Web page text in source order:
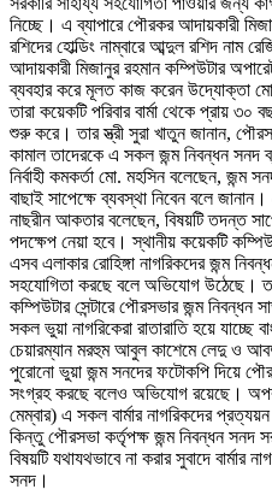
নিচ্ছে। এ ব্যাপারে পৌরকর আদায়কারী
রশিদের হোল্ডিং নাম্বারে আব্দুল রশিদ নাম
আদায়কারী মিজানুর রহমান কম্পিউটার
ব্যবহার করে মূলত কাজ করেন উদ্যোক্তা
তারা কয়েকটি পরিবার বার্মা থেকে প্রায় ৩০
শুরু করে। তার স্ত্রী সুরা খাতুন জানান,
কামাল তাদেরকে এ সকল জন্ম নিবন্ধন সনদ
নির্বাহী কমকর্তা মো. মহসিন বলেছেন, জন্ম
বাছাই সাপেক্ষে ব্যবস্থা নিবেন বলে
নাছরীন আকতার বলেছেন, বিষয়টি তদন্ত
পদক্ষেপ নেয়া হবে। স্থানীয় কয়েকটি
এসব এলাকার রোহিঙ্গা নাগরিকদের জন্ম
সহযোগিতা করছে বলে অভিযোগ উঠেছে।
কম্পিউটার সেন্টারে পৌরসভার জন্ম নিবন্ধন
সকল ভুয়া নাগরিকেরা রাতারাতি হয়ে যাচ্ছে
চেয়ারম্যান মরহুম আবুল কাশেমে লেদু ও
পুরোনো ভুয়া জন্ম সনদের ফটোকপি দিয়ে
সংগ্রহ করছে বলেও অভিযোগ রয়েছে।
মেম্বার) এ সকল বার্মার নাগরিকদের
কিন্তু পৌরসভা কর্তৃপক্ষ জন্ম নিবন্ধন সনদ
বিষয়টি যথাযথভাবে না করার সুবাদে বার্মার
সনদ।